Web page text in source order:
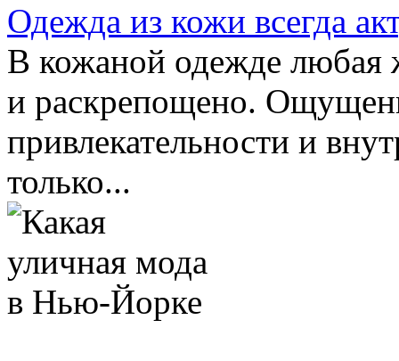
Одежда из кожи всегда
В кожаной одежде любая
и раскрепощено.
привлекательности и
только...